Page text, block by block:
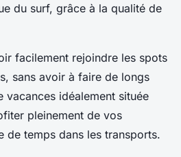
du surf, grâce à la qualité de
facilement rejoindre les spots
sans avoir à faire de longs
vacances idéalement située
pleinement de vos
de temps dans les transports.